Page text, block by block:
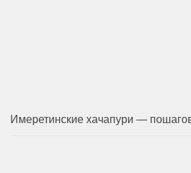
Имеретинские хачапури —